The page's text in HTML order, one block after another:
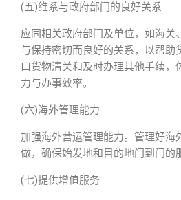
(五)维系与政府部门的良好关系
应同相关政府部门及单位，如海关
与保持密切而良好的关系，以帮助
口货物清关和及时办理其他手续，
力与办事效率。
(六)海外管理能力
加强海外营运管理能力。管理好海
做，确保始发地和目的地门到门的
(七)提供增值服务